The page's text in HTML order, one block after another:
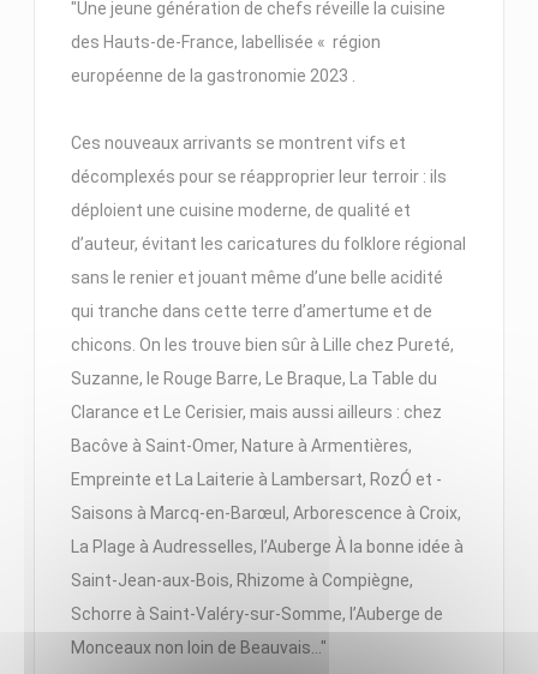
"Une jeune génération de chefs réveille la cuisine
des Hauts-de-France, labellisée « région
européenne de la gastronomie 2023 .
Ces nouveaux arrivants se montrent vifs et
décomplexés pour se réapproprier leur terroir : ils
déploient une cuisine moderne, de qualité et
d’auteur, évitant les caricatures du folklore régional
sans le renier et jouant même d’une belle acidité
qui tranche dans cette terre d’amertume et de
chicons. On les trouve bien sûr à Lille chez Pureté,
Suzanne, le Rouge Barre, Le Braque, La Table du
Clarance et Le Cerisier, mais aussi ailleurs : chez
Bacôve à Saint-Omer, Nature à ­Armentières,
Empreinte et La ­Laiterie à ­Lambersart, RozÓ et ­
Saisons à Marcq-en-Barœul, ­Arborescence à Croix,
La Plage à Audresselles, l’Auberge À la bonne idée à
Saint-Jean-aux-Bois, ­Rhizome à Compiègne,
Schorre à Saint-Valéry-sur-Somme, ­l’Auberge de
Monceaux non loin de ­Beauvais…"